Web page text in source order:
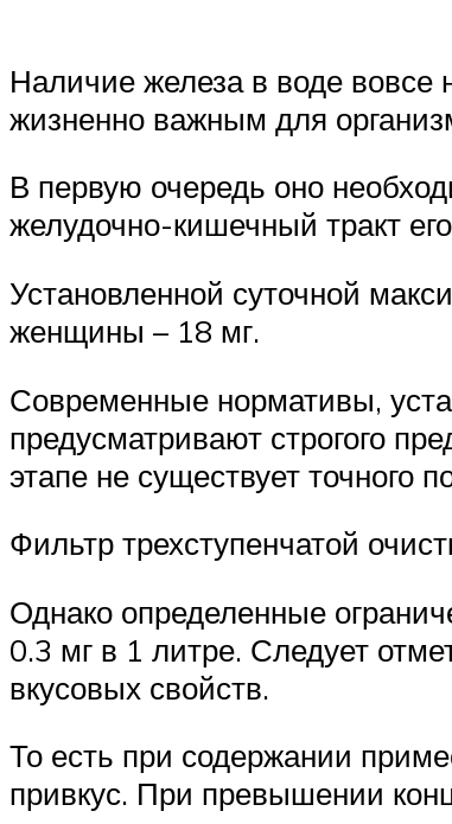
Наличие железа в воде вовсе
жизненно важным для
В первую очередь оно
желудочно-кишечный тракт
Установленной суточной
женщины – 18 мг.
Современные нормативы,
предусматривают строгого
этапе не существует точного
Фильтр трехступенчатой
Однако определенные
0.3 мг в 1 литре. Следует
вкусовых свойств.
То есть при содержании
привкус. При превышении